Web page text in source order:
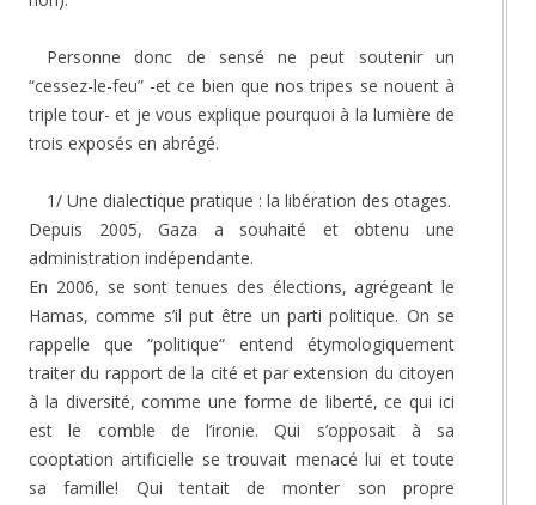
Personne donc de sensé ne peut soutenir un
“cessez-le-feu” -et ce bien que nos tripes se nouent à
triple tour- et je vous explique pourquoi à la lumière de
trois exposés en abrégé.
1/ Une dialectique pratique : la libération des otages.
Depuis 2005, Gaza a souhaité et obtenu une
administration indépendante.
En 2006, se sont tenues des élections, agrégeant le
Hamas, comme s’il put être un parti politique. On se
rappelle que “politique“ entend étymologiquement
traiter du rapport de la cité et par extension du citoyen
à la diversité, comme une forme de liberté, ce qui ici
est le comble de l’ironie. Qui s’opposait à sa
cooptation artificielle se trouvait menacé lui et toute
sa famille! Qui tentait de monter son propre